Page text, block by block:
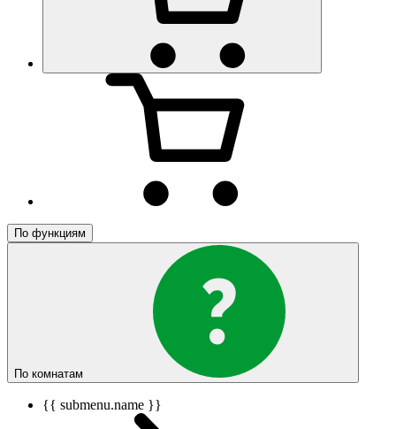
По функциям
По комнатам
{{ submenu.name }}